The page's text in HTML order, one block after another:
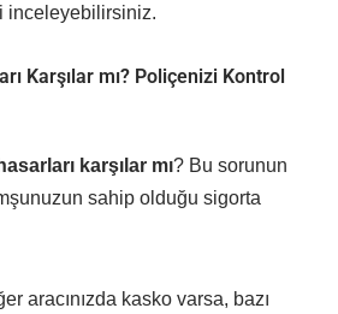
inceleyebilirsiniz.
Karşılar mı? Poliçenizi Kontrol
karşılar mı? Bu sorunun
sahip olduğu sigorta
aracınızda kasko varsa, bazı